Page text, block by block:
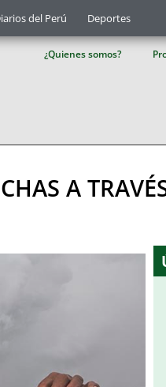
del Perú Deportes
¿Quienes somos?
A